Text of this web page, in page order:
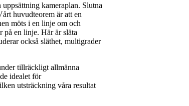
kameraplan. Slutna
huvudteorem är att en
möts i en linje om och
på en linje. Här är släta
också släthet, multigrader
tillräckligt allmänna
idealet för
utsträckning våra resultat